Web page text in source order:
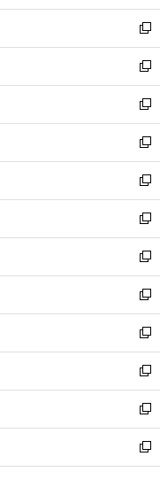
開
く
ウ
で
開
く
ン
ド
ウ
で
開
く
新
し
い
ウ
ィ
ン
ド
ウ
で
開
く
新
し
い
ウ
ィ
ン
ド
ウ
で
開
く
新
し
い
ウ
ィ
ン
ド
ウ
で
開
く
新
し
い
ウ
ィ
ン
ド
ウ
で
開
く
新
し
い
ウ
ィ
ン
ド
ウ
で
開
く
新
し
い
ウ
ィ
ン
ド
ウ
で
開
く
新
し
い
ウ
ィ
ン
ド
ウ
で
開
く
新
し
い
ウ
ィ
ン
ド
ウ
で
開
新
し
い
ウ
ィ
ン
ド
ウ
新
し
い
ウ
ィ
ン
新
し
い
ウ
新
し